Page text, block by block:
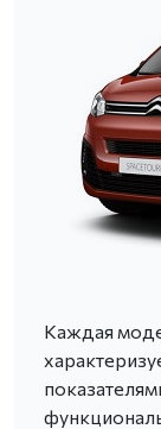
Каждая